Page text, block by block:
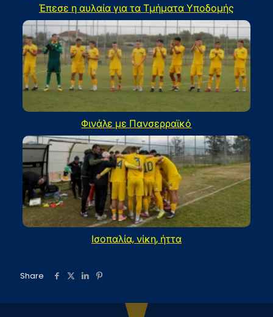
Έπεσε η αυλαία για τα Τμήματα Υποδομής
Φινάλε με Πανσερραϊκό
Ισοπαλία, νίκη, ήττα
Share